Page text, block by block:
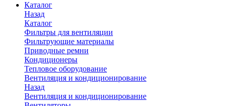
Каталог
Назад
Каталог
Фильтры для вентиляции
Фильтрующие материалы
Приводные ремни
Кондиционеры
Тепловое оборудование
Вентиляция и кондиционирование
Назад
Вентиляция и кондиционирование